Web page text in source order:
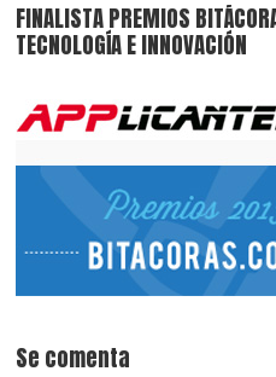
FINALISTA PREMIOS
TECNOLOGÍA E INNOVACIÓN
Se comenta